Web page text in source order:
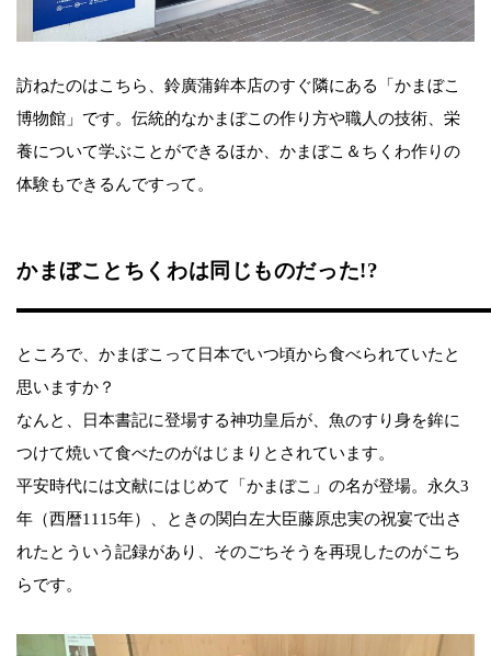
訪ねたのはこちら、鈴廣蒲鉾本店のすぐ隣にある「かまぼこ
博物館」です。伝統的なかまぼこの作り方や職人の技術、栄
養について学ぶことができるほか、かまぼこ＆ちくわ作りの
体験もできるんですって。
かまぼことちくわは同じものだった!?
ところで、かまぼこって日本でいつ頃から食べられていたと
思いますか？
なんと、日本書記に登場する神功皇后が、魚のすり身を鉾に
つけて焼いて食べたのがはじまりとされています。
平安時代には文献にはじめて「かまぼこ」の名が登場。永久3
年（西暦1115年）、ときの関白左大臣藤原忠実の祝宴で出さ
れたとういう記録があり、そのごちそうを再現したのがこち
らです。